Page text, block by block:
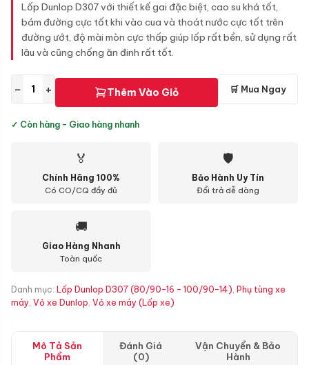
Lốp Dunlop D307 với thiết kế gai đặc biệt, cao su khá tốt,
bám đường cực tốt khi vào cua và thoát nước cực tốt trên
đường ướt, độ mài mòn cực thấp giúp lốp rất bền, sử dụng rất
lâu và cũng chống ăn đinh rất tốt.
− + Thêm Vào Giỏ 🛒 Mua Ngay
✓ Còn hàng - Giao hàng nhanh
🏅
Chính Hãng 100%
Có CO/CQ đầy đủ
🛡
Bảo Hành Uy Tín
Đổi trả dễ dàng
🚚
Giao Hàng Nhanh
Toàn quốc
Danh mục: Lốp Dunlop D307 (80/90-16 - 100/90-14), Phụ tùng xe
máy, Vỏ xe Dunlop, Vỏ xe máy (Lốp xe)
Mô Tả Sản
Phẩm
Đánh Giá
(0)
Vận Chuyển & Bảo
Hành